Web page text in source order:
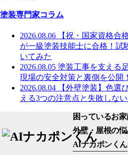
塗装専門家コラム
2026.08.06
【祝・国家資格合
が一級塗装技能士に合格！試
いてみた
2026.08.05 塗装工事を支える
現場の安全対策と裏側を公開！
2026.08.04
【外壁塗装】色選
える3つの注意点と失敗しな
困っているお
外壁・屋根の
AIナカポンくん